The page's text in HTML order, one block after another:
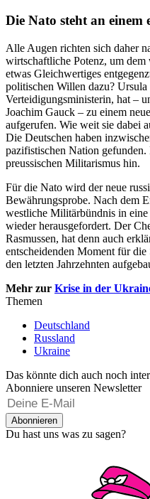
Die Nato steht an einem
Alle Augen richten sich daher
wirtschaftliche Potenz, um dem
etwas Gleichwertiges
politischen Willen dazu?
Verteidigungsministerin, hat –
Joachim Gauck – zu einem
aufgerufen. Wie weit sie dabei
Die Deutschen haben
pazifistischen Nation
preussischen Militarismus hin.
Für die Nato wird der neue
Bewährungsprobe. Nach dem
westliche Militärbündnis in
wieder herausgefordert. Der
Rasmussen, hat denn auch
entscheidenden Moment für
den letzten Jahrzehnten
Mehr zur Krise in der
Themen
Deutschland
Russland
Ukraine
Das könnte dich auch noch
Abonniere unseren Newsletter
Abonnieren
Du hast uns was zu sagen?